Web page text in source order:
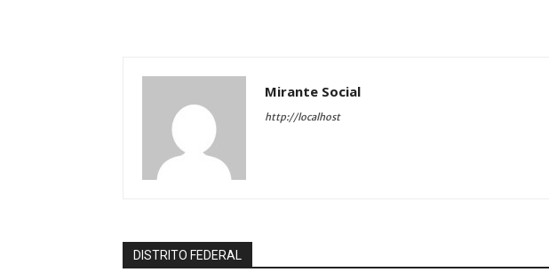
Mirante Social
http://localhost
DISTRITO FEDERAL